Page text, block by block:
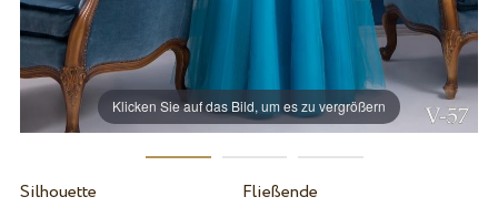
Klicken Sie auf das Bild, um es zu vergrößern
Silhouette
Fließende